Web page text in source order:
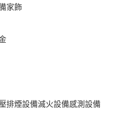
家飾
排煙設備滅火設備感測設備